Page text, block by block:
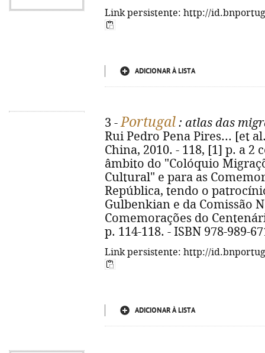
Link persistente: http://
ADICIONAR À LISTA
3 -Portugal : atlas das
Rui Pedro Pena Pires... [et
China, 2010. - 118, [1] p. a 2
âmbito do "Colóquio
Cultural" e para as
República, tendo o
Gulbenkian e da Comissão
Comemorações do
p. 114-118. - ISBN 978-989-
Link persistente: http://
ADICIONAR À LISTA